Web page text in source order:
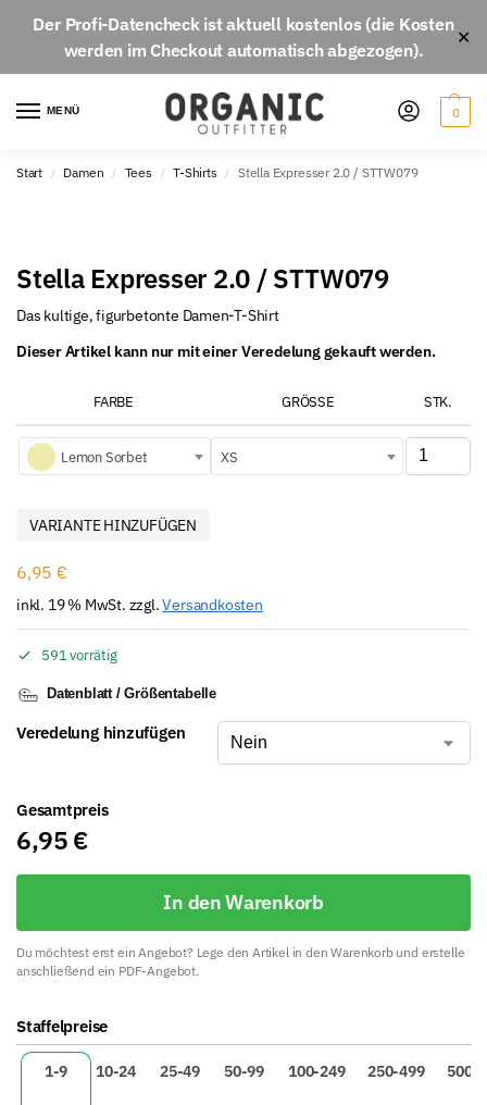
Der Profi-Datencheckist aktuell kostenlos(die Kosten
werden im Checkout automatisch abgezogen).
✕
MENÜ 0
Start / Damen / Tees / T-Shirts / Stella Expresser 2.0 / STTW079
Stella Expresser 2.0 / STTW079
Das kultige, figurbetonte Damen-T-Shirt
Dieser Artikel kann nur mit einer Veredelung gekauft werden.
FARBE GRÖSSE STK.
Lemon Sorbet XS
VARIANTE HINZUFÜGEN
6,95 €
inkl. 19 % MwSt. zzgl.Versandkosten
591 vorrätig
Datenblatt / Größentabelle
Veredelung hinzufügen
Gesamtpreis
6,95 €
In den Warenkorb
Du möchtest erst ein Angebot? Lege den Artikel in den Warenkorb und erstelle
anschließend ein PDF-Angebot.
l
t
Staffelpreise
1-9 10-24 25-49 50-99 100-249 250-499 500+